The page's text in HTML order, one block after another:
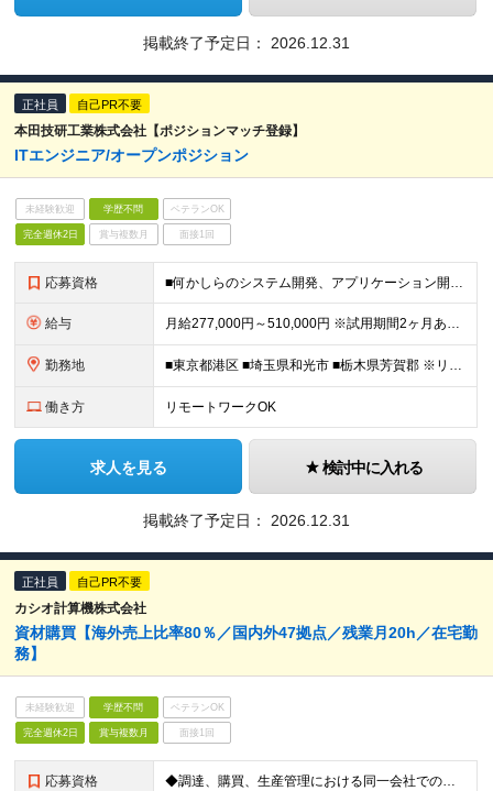
掲載終了予定日： 2026.12.31
正社員 自己PR不要
本田技研工業株式会社【ポジションマッチ登録】
ITエンジニア/オープンポジション
未経験歓迎 学歴不問 ベテランOK
完全週休2日 賞与複数月 面接1回
応募資格 ■何かしらのシステム開発、アプリケーション開発の実務経験をお持ちの方 ■学歴不問
給与 月給277,000円～510,000円 ※試用期間2ヶ月あり。期間中の給与・待遇の差異はありません ※残業代は別途全額支給いたします ∟平均残業時間：30時間
勤務地 ■東京都港区 ■埼玉県和光市 ■栃木県芳賀郡 ※リモートワーク・在宅勤務も相談可能 (変更の範囲)上記を除く当社関連勤務地
働き方 リモートワークOK
求人を見る 検討中に入れる
掲載終了予定日： 2026.12.31
正社員 自己PR不要
カシオ計算機株式会社
資材購買【海外売上比率80％／国内外47拠点／残業月20h／在宅勤
務】
未経験歓迎 学歴不問 ベテランOK
完全週休2日 賞与複数月 面接1回
応募資格 ◆調達、購買、生産管理における同一会社での実務経験が3年以上ある方